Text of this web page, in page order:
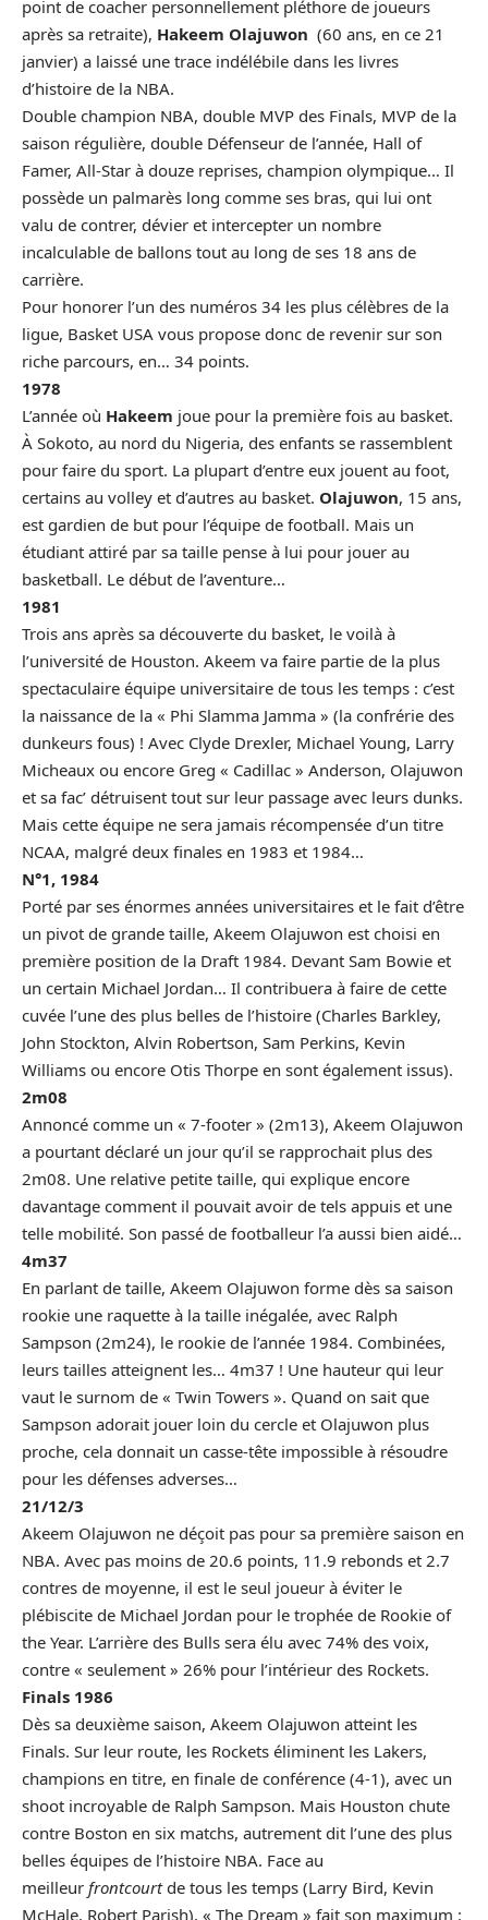
point de coacher personnellement pléthore de joueurs
après sa retraite), Hakeem Olajuwon (60 ans, en ce 21
janvier) a laissé une trace indélébile dans les livres
d’histoire de la NBA.
Double champion NBA, double MVP des Finals, MVP de la
saison régulière, double Défenseur de l’année, Hall of
Famer, All-Star à douze reprises, champion olympique… Il
possède un palmarès long comme ses bras, qui lui ont
valu de contrer, dévier et intercepter un nombre
incalculable de ballons tout au long de ses 18 ans de
carrière.
Pour honorer l’un des numéros 34 les plus célèbres de la
ligue, Basket USA vous propose donc de revenir sur son
riche parcours, en… 34 points.
1978
L’année où Hakeem joue pour la première fois au basket.
À Sokoto, au nord du Nigeria, des enfants se rassemblent
pour faire du sport. La plupart d’entre eux jouent au foot,
certains au volley et d’autres au basket. Olajuwon, 15 ans,
est gardien de but pour l’équipe de football. Mais un
étudiant attiré par sa taille pense à lui pour jouer au
basketball. Le début de l’aventure…
1981
Trois ans après sa découverte du basket, le voilà à
l’université de Houston. Akeem va faire partie de la plus
spectaculaire équipe universitaire de tous les temps : c’est
la naissance de la « Phi Slamma Jamma » (la confrérie des
dunkeurs fous) ! Avec Clyde Drexler, Michael Young, Larry
Micheaux ou encore Greg « Cadillac » Anderson, Olajuwon
et sa fac’ détruisent tout sur leur passage avec leurs dunks.
Mais cette équipe ne sera jamais récompensée d’un titre
NCAA, malgré deux finales en 1983 et 1984…
N°1, 1984
Porté par ses énormes années universitaires et le fait d’être
un pivot de grande taille, Akeem Olajuwon est choisi en
première position de la Draft 1984. Devant Sam Bowie et
un certain Michael Jordan… Il contribuera à faire de cette
cuvée l’une des plus belles de l’histoire (Charles Barkley,
John Stockton, Alvin Robertson, Sam Perkins, Kevin
Williams ou encore Otis Thorpe en sont également issus).
2m08
Annoncé comme un « 7-footer » (2m13), Akeem Olajuwon
a pourtant déclaré un jour qu’il se rapprochait plus des
2m08. Une relative petite taille, qui explique encore
davantage comment il pouvait avoir de tels appuis et une
telle mobilité. Son passé de footballeur l’a aussi bien aidé…
4m37
En parlant de taille, Akeem Olajuwon forme dès sa saison
rookie une raquette à la taille inégalée, avec Ralph
Sampson (2m24), le rookie de l’année 1984. Combinées,
leurs tailles atteignent les… 4m37 ! Une hauteur qui leur
vaut le surnom de « Twin Towers ». Quand on sait que
Sampson adorait jouer loin du cercle et Olajuwon plus
proche, cela donnait un casse-tête impossible à résoudre
pour les défenses adverses…
21/12/3
Akeem Olajuwon ne déçoit pas pour sa première saison en
NBA. Avec pas moins de 20.6 points, 11.9 rebonds et 2.7
contres de moyenne, il est le seul joueur à éviter le
plébiscite de Michael Jordan pour le trophée de Rookie of
the Year. L’arrière des Bulls sera élu avec 74% des voix,
contre « seulement » 26% pour l’intérieur des Rockets.
Finals 1986
Dès sa deuxième saison, Akeem Olajuwon atteint les
Finals. Sur leur route, les Rockets éliminent les Lakers,
champions en titre, en finale de conférence (4-1), avec un
shoot incroyable de Ralph Sampson. Mais Houston chute
contre Boston en six matchs, autrement dit l’une des plus
belles équipes de l’histoire NBA. Face au
meilleur frontcourtde tous les temps (Larry Bird, Kevin
McHale, Robert Parish), « The Dream » fait son maximum :